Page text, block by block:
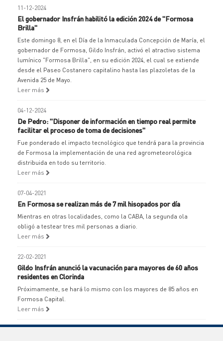
11-12-2024
El gobernador Insfrán habilitó la edición 2024 de "Formosa
Brilla"
Este domingo 8, en el Día de la Inmaculada Concepción de María, el
gobernador de Formosa, Gildo Insfrán, activó el atractivo sistema
lumínico "Formosa Brilla", en su edición 2024, el cual se extiende
desde el Paseo Costanero capitalino hasta las plazoletas de la
Avenida 25 de Mayo.
Leer más
04-12-2024
De Pedro: "Disponer de información en tiempo real permite
facilitar el proceso de toma de decisiones"
Fue ponderado el impacto tecnológico que tendrá para la provincia
de Formosa la implementación de una red agrometeorológica
distribuida en todo su territorio.
Leer más
07-04-2021
En Formosa se realizan más de 7 mil hisopados por día
Mientras en otras localidades, como la CABA, la segunda ola
obligó a testear tres mil personas a diario.
Leer más
22-02-2021
Gildo Insfrán anunció la vacunación para mayores de 60 años
residentes en Clorinda
Próximamente, se hará lo mismo con los mayores de 85 años en
Formosa Capital.
Leer más